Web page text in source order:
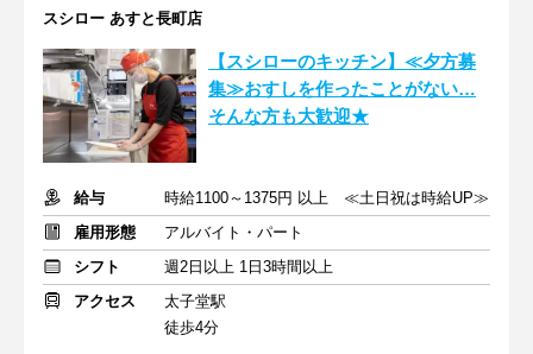
スシロー あすと長町店
【スシローのキッチン】≪夕方募
集≫おすしを作ったことがない…
そんな方も大歓迎★
給与
時給1100～1375円 以上 ≪土日祝は時給UP≫
雇用形態
アルバイト・パート
シフト
週2日以上 1日3時間以上
アクセス
太子堂駅
徒歩4分